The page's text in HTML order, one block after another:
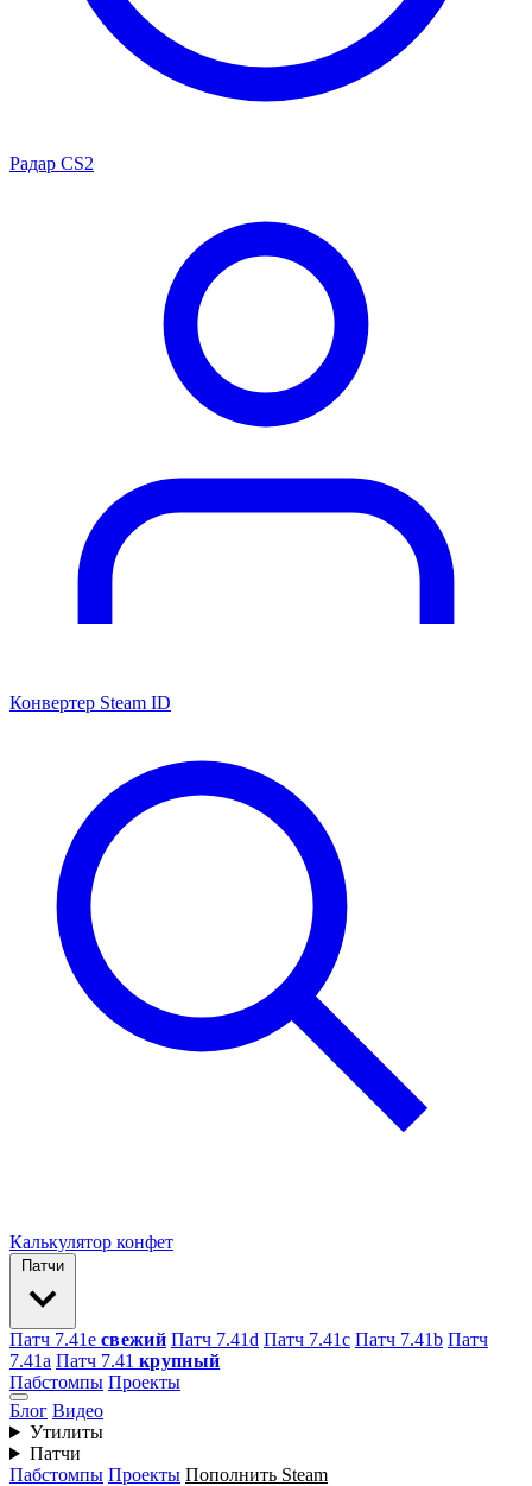
Радар CS2
Конвертер Steam ID
Калькулятор конфет
Патчи
Патч 7.41e свежий Патч 7.41d Патч 7.41c Патч 7.41b Патч
7.41а Патч 7.41 крупный
Пабстомпы Проекты
Блог Видео
Утилиты
Патчи
Пабстомпы Проекты Пополнить Steam